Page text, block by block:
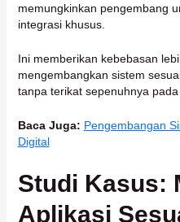
memungkinkan pengembang
integrasi khusus.
Ini memberikan kebebasan
mengembangkan sistem
tanpa terikat sepenuhnya
Baca Juga: Pengembangan
Digital
Studi Kasus:
Aplikasi